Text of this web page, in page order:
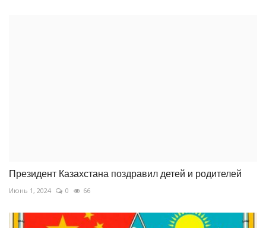
Президент Казахстана поздравил детей и родителей
Июнь 1, 2024 0 66